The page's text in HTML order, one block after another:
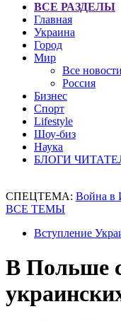
ВСЕ РАЗДЕЛЫ
Главная
Украина
Город
Мир
Все
Россия
Бизнес
Спорт
Lifestyle
Шоу-биз
Наука
БЛОГИ
СПЕЦТЕМА: Война в
ВСЕ ТЕМЫ
Вступление
В Польше